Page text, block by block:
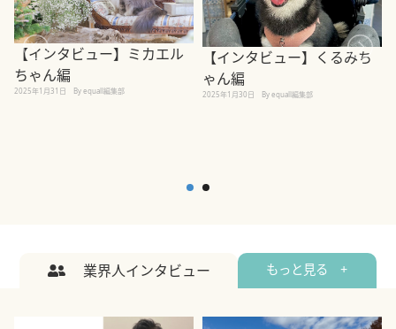
【インタビュー】ミカエル
ちゃん編
2025年1月31日 By equall編集部
【インタビュー】くるみち
ゃん編
2025年1月30日 By equall編集部
業界人インタビュー もっと見る +